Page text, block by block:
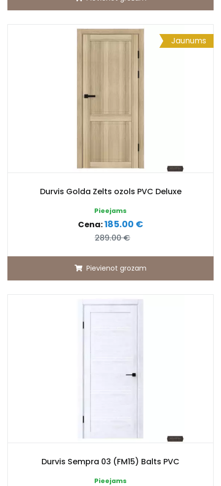
Jaunums
Durvis Golda Zelts ozols PVC Deluxe
Pieejams
Cena:185.00 €
289.00 €
Pievienot grozam
Durvis Sempra 03 (FM15) Balts PVC
Pieejams